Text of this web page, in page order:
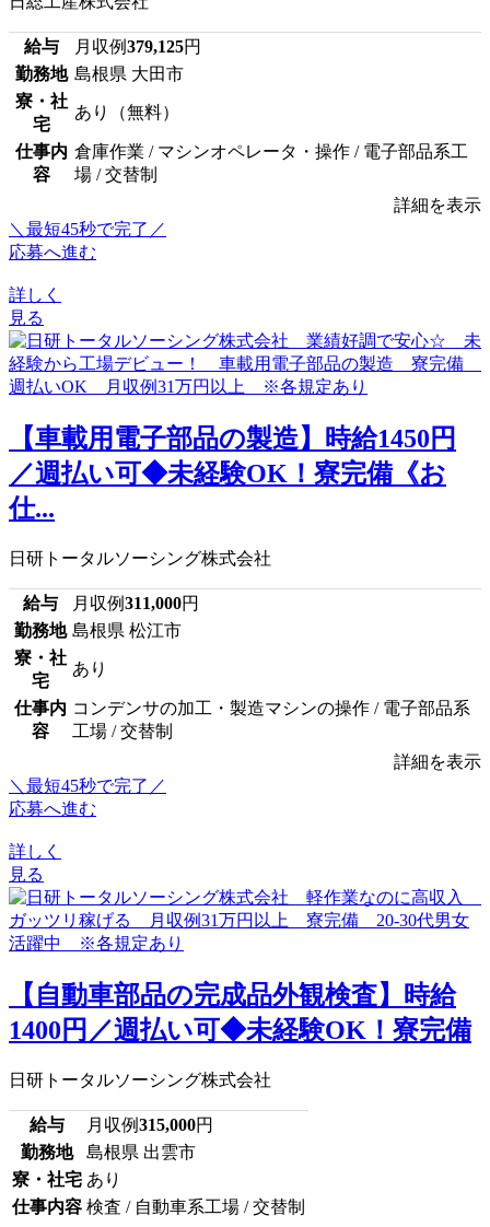
給与 月収例379,125円
勤務地 島根県 大田市
寮・社
宅
あり（無料）
仕事内
容
倉庫作業 / マシンオペレータ・操作 / 電子部品系工
場 / 交替制
詳細を表示
＼最短45秒で完了／
応募へ進む
詳しく
見る
【車載用電子部品の製造】時給1450円
／週払い可◆未経験OK！寮完備《お
仕...
日研トータルソーシング株式会社
給与 月収例311,000円
勤務地 島根県 松江市
寮・社
宅
あり
仕事内
容
コンデンサの加工・製造マシンの操作 / 電子部品系
工場 / 交替制
詳細を表示
＼最短45秒で完了／
応募へ進む
詳しく
見る
【自動車部品の完成品外観検査】時給
1400円／週払い可◆未経験OK！寮完備
日研トータルソーシング株式会社
給与 月収例315,000円
勤務地
島根県 出雲市
寮・社宅 あり
仕事内容 検査 / 自動車系工場 / 交替制